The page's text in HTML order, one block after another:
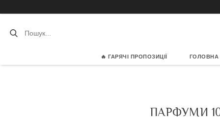
🔥 ГАРЯЧІ ПРОПОЗИЦІЇ ГОЛОВНА
ПАРФУМИ